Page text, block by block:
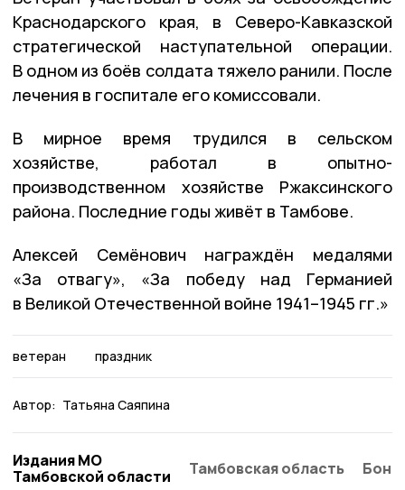
Краснодарского края, в Северо-Кавказской
стратегической наступательной операции.
В одном из боёв солдата тяжело ранили. После
лечения в госпитале его комиссовали.
В мирное время трудился в сельском
хозяйстве, работал в опытно-
производственном хозяйстве Ржаксинского
района. Последние годы живёт в Тамбове.
Алексей Семёнович награждён медалями
«За отвагу», «За победу над Германией
в Великой Отечественной войне 1941–1945 гг.»
ветеран праздник
Автор: Татьяна Саяпина
Издания МО
Тамбовской области
Тамбовская область